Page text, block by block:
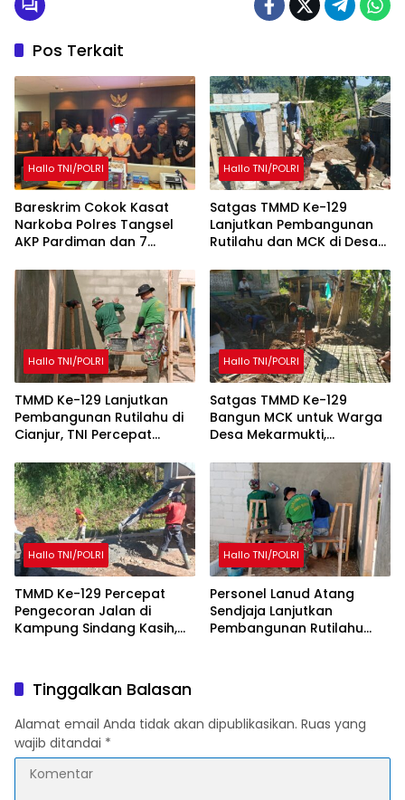
Pos Terkait
Hallo TNI/POLRI
Bareskrim Cokok Kasat
Narkoba Polres Tangsel
AKP Pardiman dan 7
Hallo TNI/POLRI
Satgas TMMD Ke-129
Lanjutkan Pembangunan
Rutilahu dan MCK di Desa
Hallo TNI/POLRI
TMMD Ke-129 Lanjutkan
Pembangunan Rutilahu di
Cianjur, TNI Percepat
Hunian Warga
Hallo TNI/POLRI
Satgas TMMD Ke-129
Bangun MCK untuk Warga
Desa Mekarmukti,
Layak
Hallo TNI/POLRI
TMMD Ke-129 Percepat
Pengecoran Jalan di
Kampung Sindang Kasih,
Hallo TNI/POLRI
Personel Lanud Atang
Sendjaja Lanjutkan
Pembangunan Rutilahu
Tinggalkan Balasan
Alamat email Anda tidak akan dipublikasikan. Ruas yang
wajib ditandai *